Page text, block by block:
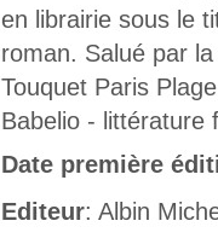
en librairie sous le
roman. Salué par
Touquet Paris
Babelio - littérature
Date première
Editeur: Albin